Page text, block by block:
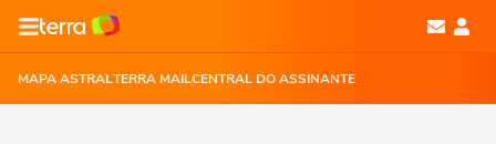
MAPA ASTRALTERRA MAILCENTRAL DO ASSINANTE